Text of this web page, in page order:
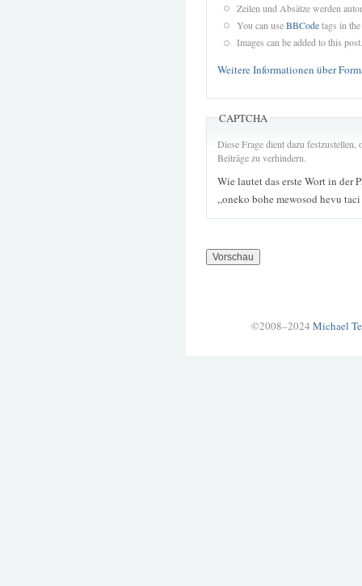
Zeilen und Absätze werden
You can useBBCodetags in
Images can be added to this post.
Weitere Informationen über
CAPTCHA
Diese Frage dient dazu
Beiträge zu verhindern.
Wie lautet das erste Wort in der
„oneko bohe mewosod hevu
©2008–2024 Michael